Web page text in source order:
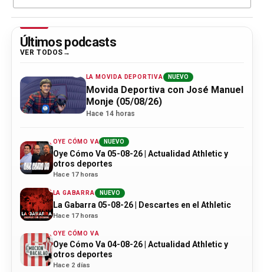
Últimos podcasts
VER TODOS
LA MOVIDA DEPORTIVA NUEVO
Movida Deportiva con José Manuel
Monje (05/08/26)
Hace 14 horas
OYE CÓMO VA NUEVO
Oye Cómo Va 05-08-26 | Actualidad Athletic y
otros deportes
Hace 17 horas
LA GABARRA NUEVO
La Gabarra 05-08-26 | Descartes en el Athletic
Hace 17 horas
OYE CÓMO VA
Oye Cómo Va 04-08-26 | Actualidad Athletic y
otros deportes
Hace 2 días